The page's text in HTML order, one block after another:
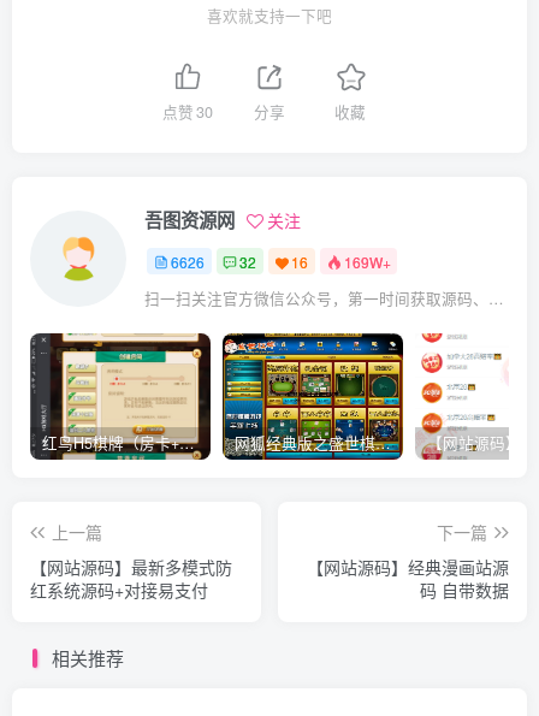
喜欢就支持一下吧
点赞30 分享 收藏
吾图资源网 关注
6626 32 16 169W+
扫一扫关注官方微信公众号，第一时间获取源码、网赚项目资源教程，自媒体等知识干货，让互联网创业赚钱更简单。
红鸟H5棋牌（房卡+金币）全套双模式游戏源码 网狐经典版之盛世棋牌完整游戏源码（包含文档、架设教程、网站、源代码等）
上一篇
【网站源码】最新多模式防
红系统源码+对接易支付
下一篇
【网站源码】经典漫画站源
码 自带数据
相关推荐